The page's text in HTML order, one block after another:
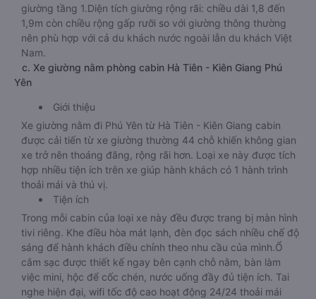
giường tầng 1.Diện tích giường rộng rãi: chiều dài 1,8 đến
1,9m còn chiều rộng gấp rưỡi so với giường thông thường
nên phù hợp với cả du khách nước ngoài lẫn du khách Việt
Nam.
c. Xe giường nằm phòng cabin Hà Tiên - Kiên Giang Phú
Yên
Giới thiệu
Xe giường nằm đi Phú Yên từ Hà Tiên - Kiên Giang cabin
được cải tiến từ xe giường thường 44 chỗ khiến không gian
xe trở nên thoáng đãng, rộng rãi hơn. Loại xe này được tích
hợp nhiều tiện ích trên xe giúp hành khách có 1 hành trình
thoải mái và thú vị.
Tiện ích
Trong mỗi cabin của loại xe này đều được trang bị màn hình
tivi riêng. Khe điều hòa mát lạnh, đèn đọc sách nhiều chế độ
sáng để hành khách điều chỉnh theo nhu cầu của mình.Ổ
cắm sạc được thiết kế ngay bên cạnh chỗ nằm, bàn làm
việc mini, hộc để cốc chén, nước uống đầy đủ tiện ích. Tai
nghe hiện đại, wifi tốc độ cao hoạt động 24/24 thoải mái